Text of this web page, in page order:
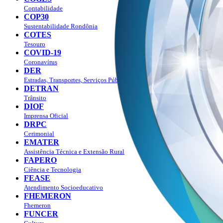
Contabilidade
COP30
Sustentabilidade Rondônia
COTES
Tesouro
COVID-19
Coronavírus
DER
Estradas, Transportes, Serviços Públicos
DETRAN
Trânsito
DIOF
Imprensa Oficial
DRPC
Cerimonial
EMATER
Assistência Técnica e Extensão Rural
FAPERO
Ciência e Tecnologia
FEASE
Atendimento Socioeducativo
FHEMERON
Fhemeron
FUNCER